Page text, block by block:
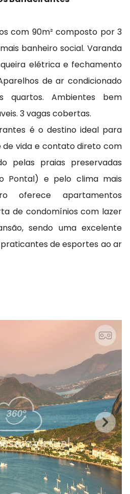
com 90m² composto por 3
banheiro social. Varanda
elétrica e fechamento
de ar condicionado
Ambientes bem
3 vagas cobertas.
é o destino ideal para
de vida e contato direto com
pelas praias preservadas
Pontal) e pelo clima mais
oferece apartamentos
de condomínios com lazer
sendo uma excelente
de esportes ao ar